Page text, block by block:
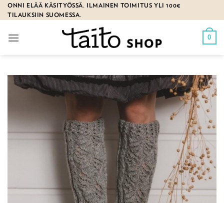
Skip
to
ONNI ELÄÄ KÄSITYÖSSÄ. ILMAINEN TOIMITUS YLI 100€
TILAUKSIIN SUOMESSA.
0